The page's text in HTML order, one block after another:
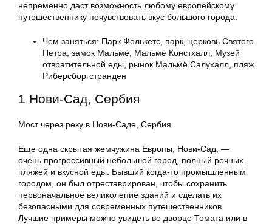
непременно даст возможность любому европейскому
путешественнику почувствовать вкус большого города.
Чем заняться: Парк Фолькетс, парк, церковь Святого
Петра, замок Мальмё, Мальмё Констхалл, Музей
отвратительной еды, рынок Мальмё Салухалл, пляж
Риберсборгстранден
1 Нови-Сад, Сербия
Мост через реку в Нови-Саде, Сербия
Еще одна скрытая жемчужина Европы, Нови-Сад, —
очень прогрессивный небольшой город, полный речных
пляжей и вкусной еды. Бывший когда-то промышленным
городом, он был отреставрирован, чтобы сохранить
первоначальное великолепие зданий и сделать их
безопасными для современных путешественников.
Лучшие примеры можно увидеть во дворце Томата или в